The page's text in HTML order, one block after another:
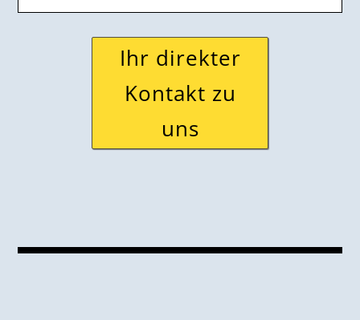
Ihr direkter
Kontakt zu
uns